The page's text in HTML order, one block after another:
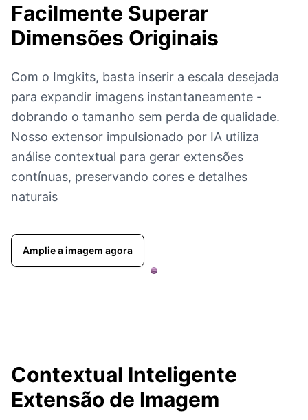
Facilmente Superar
Dimensões Originais
Com o Imgkits, basta inserir a escala desejada
para expandir imagens instantaneamente -
dobrando o tamanho sem perda de qualidade.
Nosso extensor impulsionado por IA utiliza
análise contextual para gerar extensões
contínuas, preservando cores e detalhes
naturais
Amplie a imagem agora
Contextual Inteligente
Extensão de Imagem